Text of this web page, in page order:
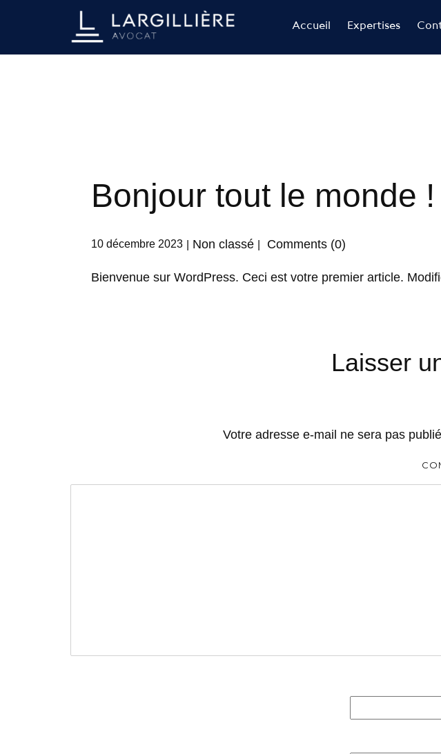
Accueil Expertises
Bonjour tout le monde !
10 décembre 2023 Non classé Comments (0)
Bienvenue sur WordPress. Ceci est votre premier article.
Laisser
Votre adresse e-mail ne sera pas